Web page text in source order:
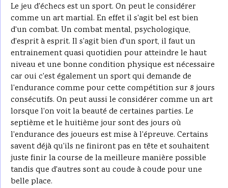
Le jeu d'échecs est un sport. On peut le considérer
comme un art martial. En effet il s'agit bel est bien
d'un combat. Un combat mental, psychologique,
d'esprit à esprit. Il s'agit bien d'un sport, il faut un
entrainement quasi quotidien pour atteindre le haut
niveau et une bonne condition physique est nécessaire
car oui c'est également un sport qui demande de
l'endurance comme pour cette compétition sur 8 jours
consécutifs. On peut aussi le considérer comme un art
lorsque l'on voit la beauté de certaines parties. Le
septième et le huitième jour sont des jours où
l'endurance des joueurs est mise à l'épreuve. Certains
savent déjà qu'ils ne finiront pas en tête et souhaitent
juste finir la course de la meilleure manière possible
tandis que d'autres sont au coude à coude pour une
belle place.